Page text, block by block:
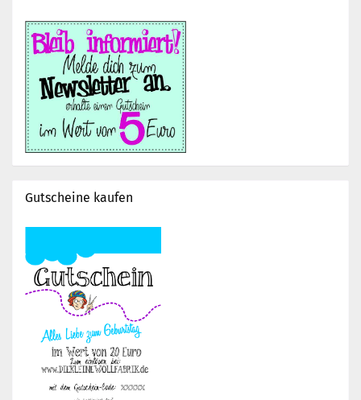
Gutscheine kaufen